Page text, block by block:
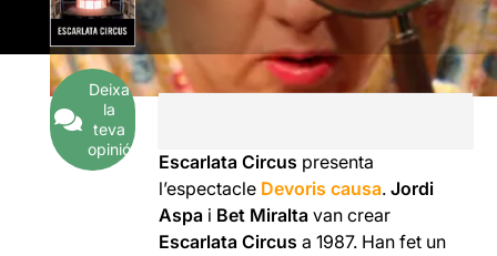
Deixa
la
teva
opinió
Escarlata Circus presenta
l’espectacle Devoris causa.Jordi
Aspa i Bet Miralta van crear
Escarlata Circus a 1987. Han fet un